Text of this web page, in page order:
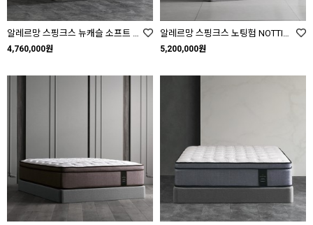
알레르망 스핑크스 뉴캐슬 소프트 NEWCASTLE SOFT SS Q K LK
4,760,000원
알레르망 스핑크스 노팅험 NOTTINGHAM SS Q K LK
5,200,000원